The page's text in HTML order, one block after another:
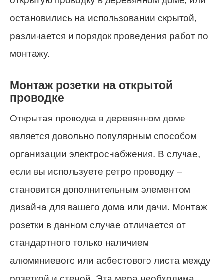
остановились на использовании скрытой,
различается и порядок проведения работ по
монтажу.
Монтаж розетки на открытой
проводке
Открытая проводка в деревянном доме
является довольно популярным способом
организации электроснабжения. В случае,
если вы используете ретро проводку –
становится дополнительным элементом
дизайна для вашего дома или дачи. Монтаж
розетки в данном случае отличается от
стандартного только наличием
алюминиевого или асбестового листа между